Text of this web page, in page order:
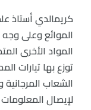
كريمالدي أستاذ
الموائع وعلى
المواد الأخرى
توزع بها تيارات
الشعاب المرجانية
لإيصال المعلومات